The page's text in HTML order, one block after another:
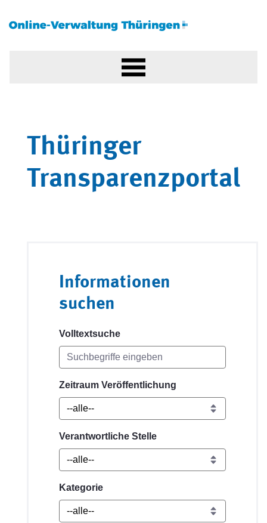
Thüringer
Transparenzportal
Informationen
suchen
Volltextsuche
Zeitraum Veröffentlichung
Verantwortliche Stelle
Kategorie